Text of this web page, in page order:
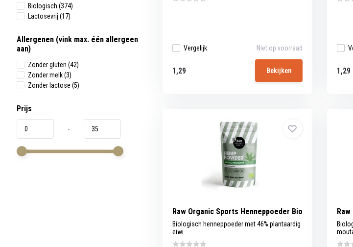
Biologisch (374)
Lactosevrij (17)
Allergenen (vink max. één allergeen
aan)
Zonder gluten (42)
Zonder melk(3)
Zonder lactose (5)
Prijs
-
Vergelijk Niet op voorraad
1,29 Bekijken 1,29
Raw Organic Sports Henneppoeder Bio
Biologisch henneppoeder met 46% plantaardig
eiwi...